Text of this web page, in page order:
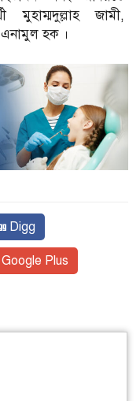
মুহাম্মদুল্লাহ জামী,
এনামুল হক ।
Digg
Google Plus